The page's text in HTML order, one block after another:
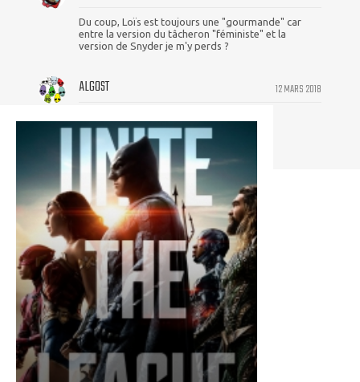
Du coup, Loïs est toujours une "gourmande" car
entre la version du tâcheron "féministe" et la
version de Snyder je m'y perds ?
12 MARS 2018
ALGOST